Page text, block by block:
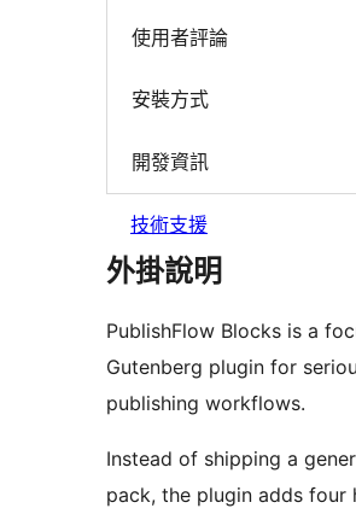
使用者評論
安裝方式
開發資訊
技術支援
外掛說明
PublishFlow Blocks is a
Gutenberg plugin for
publishing workflows.
Instead of shipping a
pack, the plugin adds four